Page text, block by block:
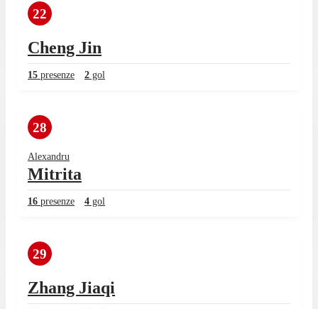
22
Cheng Jin
15 presenze 2 gol
28
Alexandru
Mitrita
16 presenze 4 gol
29
Zhang Jiaqi